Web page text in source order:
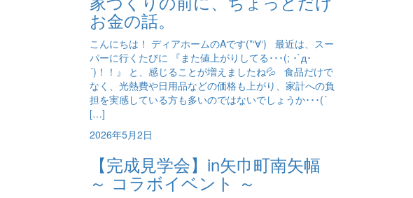
お金の話。
こんにちは！ ディアホームのAです(*‘∀‘) 最近は、スー
パーに行くたびに 『また値上がりしてる･･･(; ･`д･
´)！！』 と、感じることが増えましたね💦 食品だけで
なく、光熱費や日用品などの価格も上がり、家計への負
担を実感している方も多いのではないでしょうか･･･(´
[…]
2026年5月2日
【完成見学会】in矢巾町南矢幅
～ コラボイベント ～